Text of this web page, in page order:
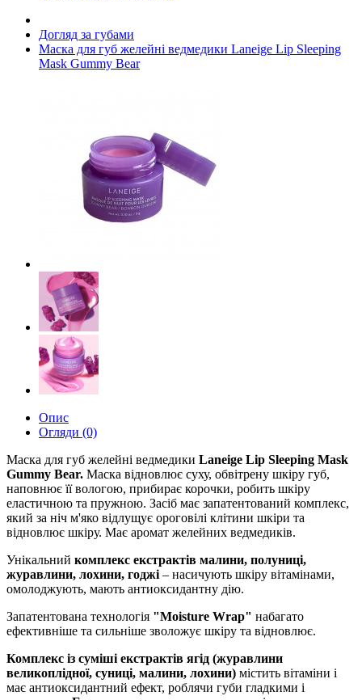
Догляд за губами
Маска для губ желейні ведмедики Laneige Lip Sleeping
Mask Gummy Bear
Опис
Огляди (0)
Маска для губ желейні ведмедики Laneige Lip Sleeping Mask
Gummy Bear. Маска відновлює суху, обвітрену шкіру губ,
наповнює її вологою, прибирає корочки, робить шкіру
еластичною та пружною. Засіб має запатентований комплекс,
який за ніч м'яко відлущує ороговілі клітини шкіри та
відновлює шкіру. Має аромат желейних ведмедиків.
Унікальний комплекс екстрактів малини, полуниці,
журавлини, лохини, годжі – насичують шкіру вітамінами,
омолоджують, мають антиоксидантну дію.
Запатентована технологія "Moisture Wrap" набагато
ефективніше та сильніше зволожує шкіру та відновлює.
Комплекс із суміші екстрактів ягід (журавлини
великоплідної, суниці, малини, лохини) містить вітаміни і
має антиоксидантний ефект, роблячи губи гладкими і